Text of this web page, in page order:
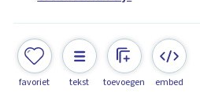
favoriet tekst toevoegen embed